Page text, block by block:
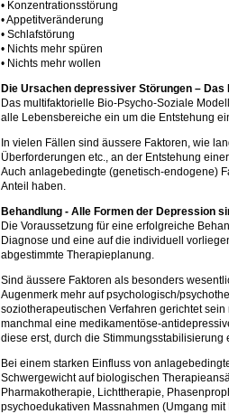
• Konzentrationsstörung
• Appetitveränderung
• Schlafstörung
• Nichts mehr spüren
• Nichts mehr wollen
Die Ursachen depressiver Störungen – Das
Das multifaktorielle Bio-Psycho-Soziale
alle Lebensbereiche ein um die Entstehung
In vielen Fällen sind äussere Faktoren, wie
Überforderungen etc., an der Entstehung
Auch anlagebedingte (genetisch-endogene)
Anteil haben.
Behandlung - Alle Formen der Depression
Die Voraussetzung für eine erfolgreiche
Diagnose und eine auf die individuell
abgestimmte Therapieplanung.
Sind äussere Faktoren als besonders
Augenmerk mehr auf psychologisch/
soziotherapeutischen Verfahren gerichtet
manchmal eine medikamentöse-
diese erst, durch die Stimmungsstabilisierung
Bei einem starken Einfluss von
Schwergewicht auf biologischen
Pharmakotherapie, Lichttherapie,
psychoedukativen Massnahmen (Umgang mit